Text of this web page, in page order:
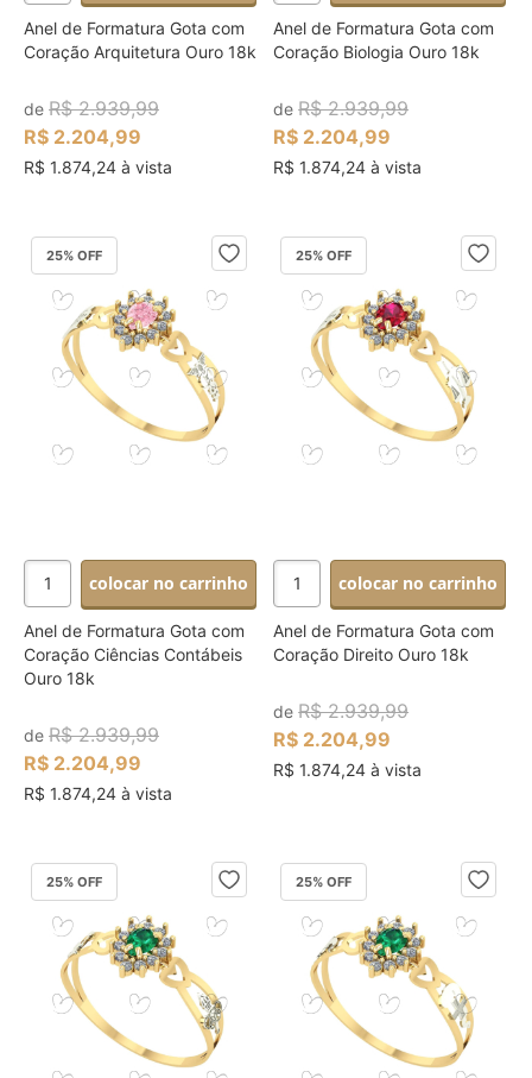
Anel de Formatura Gota com
Coração Arquitetura Ouro 18k
de R$ 2.939,99
R$ 2.204,99
R$ 1.874,24 à vista
Anel de Formatura Gota com
Coração Biologia Ouro 18k
deR$ 2.939,99
R$ 2.204,99
R$ 1.874,24 à vista
25% OFF
colocar no carrinho
Anel de Formatura Gota com
Coração Ciências Contábeis
Ouro 18k
de R$ 2.939,99
R$ 2.204,99
R$ 1.874,24 à vista
25% OFF
colocar no carrinho
Anel de Formatura Gota com
Coração Direito Ouro 18k
deR$ 2.939,99
R$ 2.204,99
R$ 1.874,24 à vista
25% OFF 25% OFF